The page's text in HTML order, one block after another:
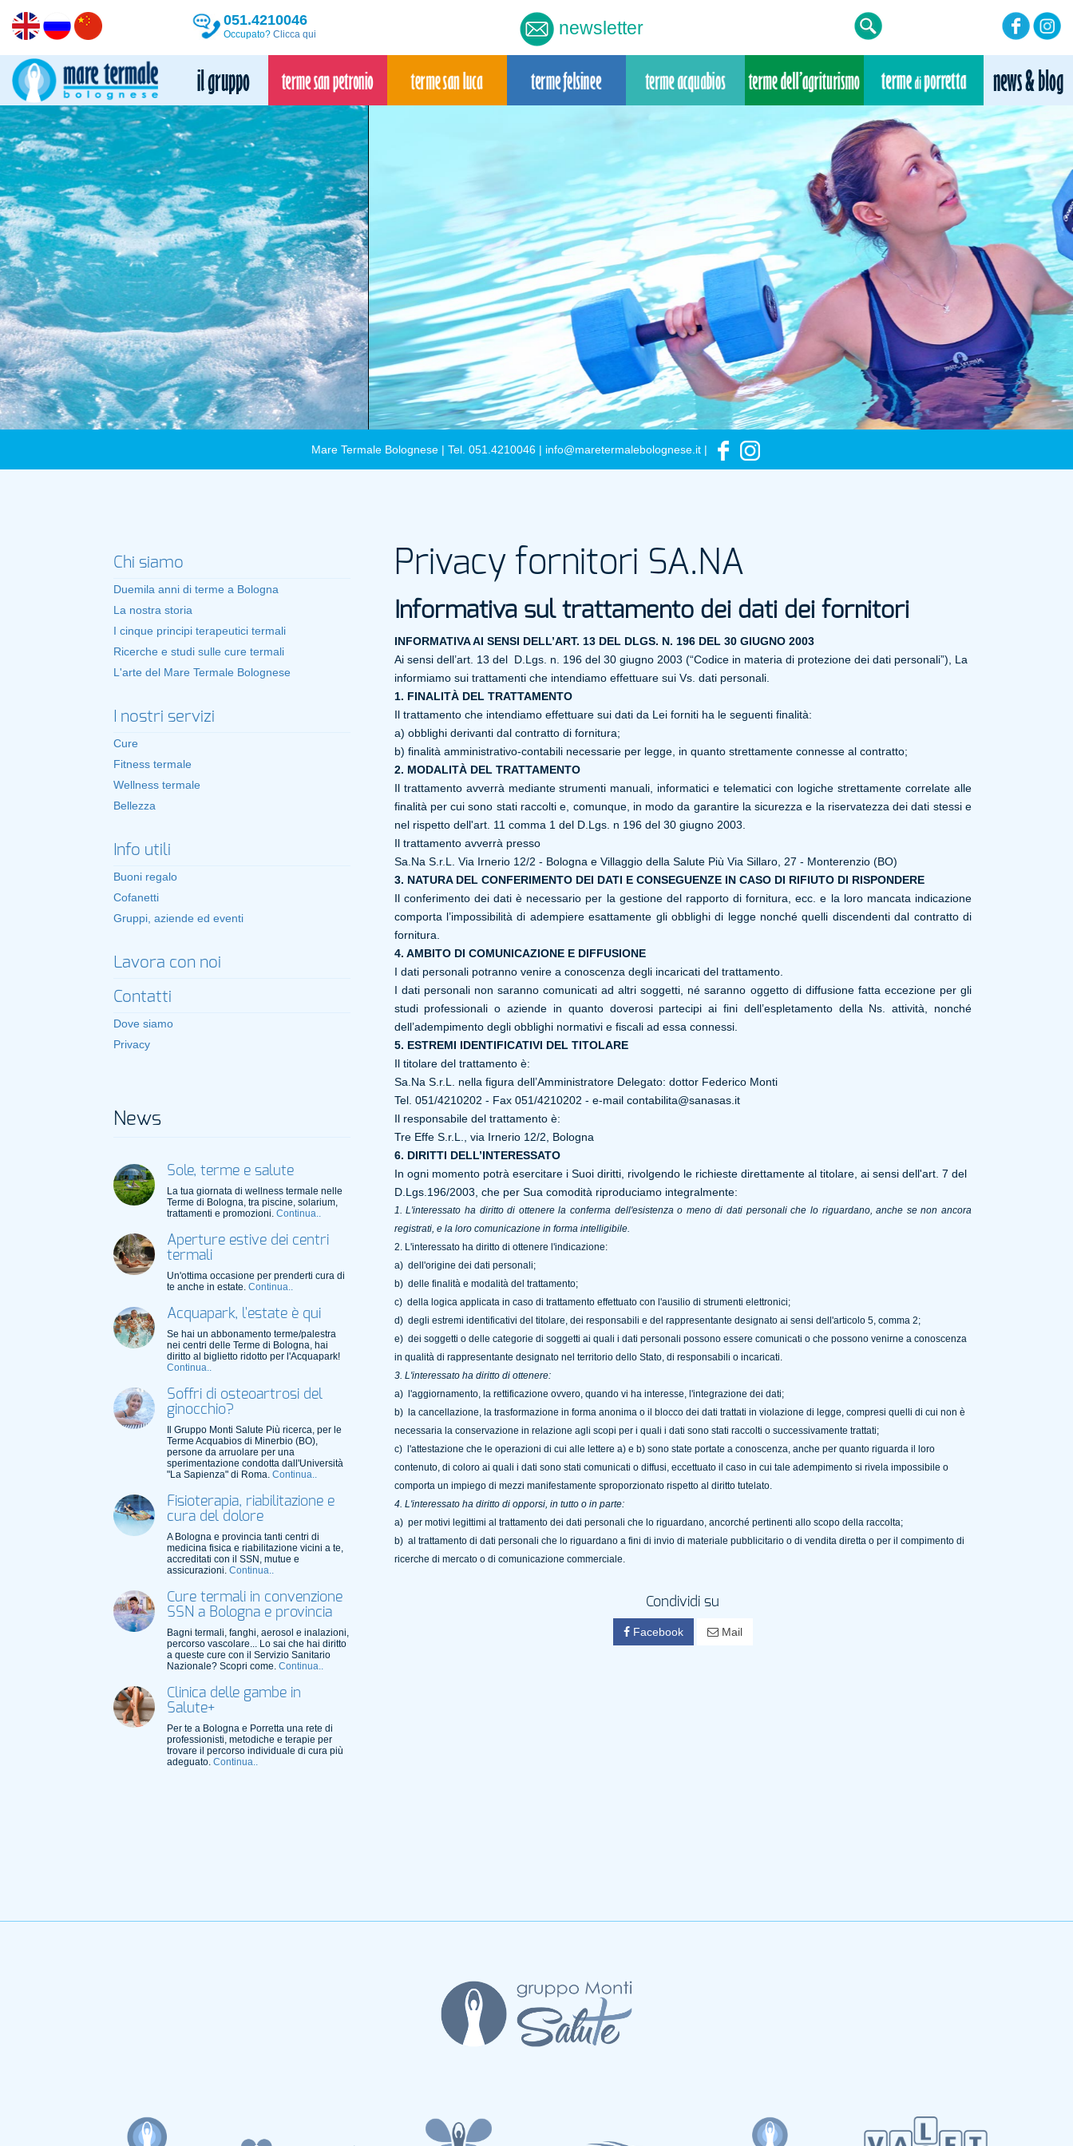
051.4210046
Occupato? Clicca qui newsletter
Mare Termale Bolognese | Tel. 051.4210046 | info@maretermalebolognese.it |
Privacy fornitori SA.NA
Informativa sul trattamento dei dati dei fornitori
INFORMATIVA AI SENSI DELL’ART. 13 DEL DLGS. N. 196 DEL 30 GIUGNO 2003
Ai sensi dell’art. 13 del D.Lgs. n. 196 del 30 giugno 2003 (“Codice in materia di protezione dei dati personali”), La
informiamo sui trattamenti che intendiamo effettuare sui Vs. dati personali.
1. FINALITÀ DEL TRATTAMENTO
Il trattamento che intendiamo effettuare sui dati da Lei forniti ha le seguenti finalità:
a) obblighi derivanti dal contratto di fornitura;
b) finalità amministrativo-contabili necessarie per legge, in quanto strettamente connesse al contratto;
2. MODALITÀ DEL TRATTAMENTO
Il trattamento avverrà mediante strumenti manuali, informatici e telematici con logiche strettamente correlate alle
finalità per cui sono stati raccolti e, comunque, in modo da garantire la sicurezza e la riservatezza dei dati stessi e
nel rispetto dell'art. 11 comma 1 del D.Lgs. n 196 del 30 giugno 2003.
Il trattamento avverrà presso
Sa.Na S.r.L. Via Irnerio 12/2 - Bologna e Villaggio della Salute Più Via Sillaro, 27 - Monterenzio (BO)
3. NATURA DEL CONFERIMENTO DEI DATI E CONSEGUENZE IN CASO DI RIFIUTO DI RISPONDERE
Il conferimento dei dati è necessario per la gestione del rapporto di fornitura, ecc. e la loro mancata indicazione
comporta l’impossibilità di adempiere esattamente gli obblighi di legge nonché quelli discendenti dal contratto di
fornitura.
4. AMBITO DI COMUNICAZIONE E DIFFUSIONE
I dati personali potranno venire a conoscenza degli incaricati del trattamento.
I dati personali non saranno comunicati ad altri soggetti, né saranno oggetto di diffusione fatta eccezione per gli
studi professionali o aziende in quanto doverosi partecipi ai fini dell’espletamento della Ns. attività, nonché
dell’adempimento degli obblighi normativi e fiscali ad essa connessi.
5. ESTREMI IDENTIFICATIVI DEL TITOLARE
Il titolare del trattamento è:
Sa.Na S.r.L. nella figura dell’Amministratore Delegato: dottor Federico Monti
Tel. 051/4210202 - Fax 051/4210202 - e-mail contabilita@sanasas.it
Il responsabile del trattamento è:
Tre Effe S.r.L., via Irnerio 12/2, Bologna
6. DIRITTI DELL’INTERESSATO
In ogni momento potrà esercitare i Suoi diritti, rivolgendo le richieste direttamente al titolare, ai sensi dell'art. 7 del
D.Lgs.196/2003, che per Sua comodità riproduciamo integralmente:
1. L'interessato ha diritto di ottenere la conferma dell'esistenza o meno di dati personali che lo riguardano, anche se non ancora
registrati, e la loro comunicazione in forma intelligibile.
2. L'interessato ha diritto di ottenere l'indicazione:
a) dell'origine dei dati personali;
b) delle finalità e modalità del trattamento;
c) della logica applicata in caso di trattamento effettuato con l'ausilio di strumenti elettronici;
d) degli estremi identificativi del titolare, dei responsabili e del rappresentante designato ai sensi dell'articolo 5, comma 2;
e) dei soggetti o delle categorie di soggetti ai quali i dati personali possono essere comunicati o che possono venirne a conoscenza
in qualità di rappresentante designato nel territorio dello Stato, di responsabili o incaricati.
3. L'interessato ha diritto di ottenere:
a) l'aggiornamento, la rettificazione ovvero, quando vi ha interesse, l'integrazione dei dati;
b) la cancellazione, la trasformazione in forma anonima o il blocco dei dati trattati in violazione di legge, compresi quelli di cui non è
necessaria la conservazione in relazione agli scopi per i quali i dati sono stati raccolti o successivamente trattati;
c) l'attestazione che le operazioni di cui alle lettere a) e b) sono state portate a conoscenza, anche per quanto riguarda il loro
contenuto, di coloro ai quali i dati sono stati comunicati o diffusi, eccettuato il caso in cui tale adempimento si rivela impossibile o
comporta un impiego di mezzi manifestamente sproporzionato rispetto al diritto tutelato.
4. L'interessato ha diritto di opporsi, in tutto o in parte:
a) per motivi legittimi al trattamento dei dati personali che lo riguardano, ancorché pertinenti allo scopo della raccolta;
b) al trattamento di dati personali che lo riguardano a fini di invio di materiale pubblicitario o di vendita diretta o per il compimento di
ricerche di mercato o di comunicazione commerciale.
Condividi su
Facebook Mail
Chi siamo
Duemila anni di terme a Bologna
La nostra storia
I cinque principi terapeutici termali
Ricerche e studi sulle cure termali
L'arte del Mare Termale Bolognese
I nostri servizi
Cure
Fitness termale
Wellness termale
Bellezza
Info utili
Buoni regalo
Cofanetti
Gruppi, aziende ed eventi
Lavora con noi
Contatti
Dove siamo
Privacy
News
Sole, terme e salute
La tua giornata di wellness termale nelle
Terme di Bologna, tra piscine, solarium,
trattamenti e promozioni. Continua..
Aperture estive dei centri
termali
Un'ottima occasione per prenderti cura di
te anche in estate. Continua..
Acquapark, l'estate è qui
Se hai un abbonamento terme/palestra
nei centri delle Terme di Bologna, hai
diritto al biglietto ridotto per l'Acquapark!
Continua..
Soffri di osteoartrosi del
ginocchio?
Il Gruppo Monti Salute Più ricerca, per le
Terme Acquabios di Minerbio (BO),
persone da arruolare per una
sperimentazione condotta dall'Università
"La Sapienza" di Roma. Continua..
Fisioterapia, riabilitazione e
cura del dolore
A Bologna e provincia tanti centri di
medicina fisica e riabilitazione vicini a te,
accreditati con il SSN, mutue e
assicurazioni. Continua..
Cure termali in convenzione
SSN a Bologna e provincia
Bagni termali, fanghi, aerosol e inalazioni,
percorso vascolare... Lo sai che hai diritto
a queste cure con il Servizio Sanitario
Nazionale? Scopri come. Continua..
Clinica delle gambe in
Salute+
Per te a Bologna e Porretta una rete di
professionisti, metodiche e terapie per
trovare il percorso individuale di cura più
adeguato. Continua..